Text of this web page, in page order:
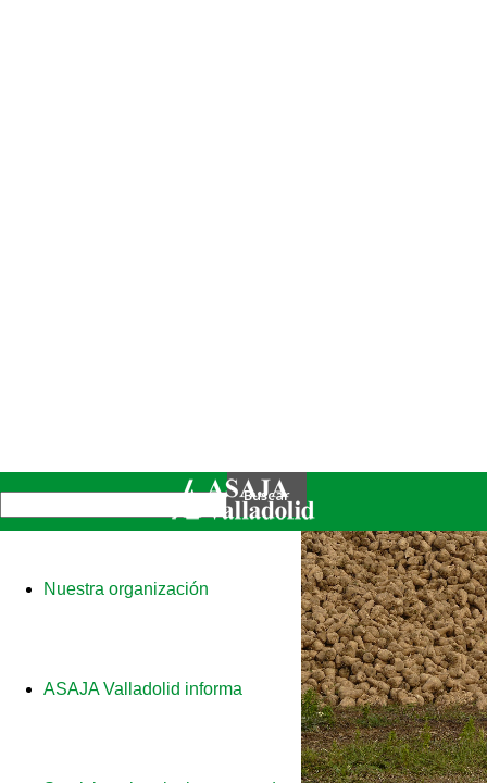
Nuestra organización
ASAJA Valladolid informa